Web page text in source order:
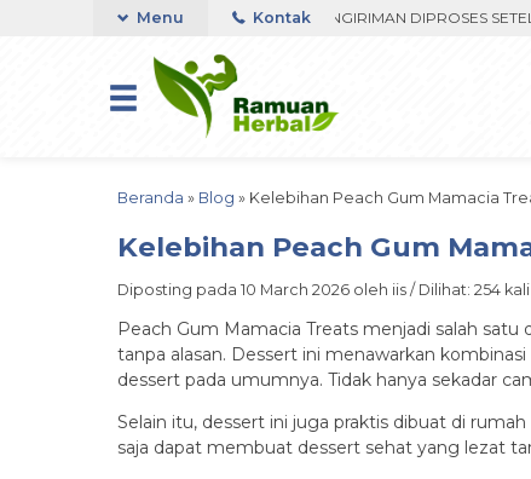
ORDER VIA WHATSAPP. PENGIRIMAN DIPROSES SETELAH
Menu Kontak
Beranda » Blog » Kelebihan Peach Gum Mamacia
Kelebihan Peach Gum
Diposting pada 10 March 2026 oleh iis / Dilihat: 254
Peach Gum Mamacia Treats menjadi salah
tanpa alasan. Dessert ini menawarkan
dessert pada umumnya. Tidak hanya sekadar
Selain itu, dessert ini juga praktis dibuat di
saja dapat membuat dessert sehat yang lezat